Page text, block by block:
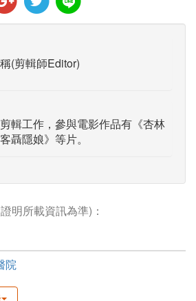
(剪輯師Editor)
輯工作，參與電影作品有《杏林
聶隱娘》等片。
明所載資訊為準)：
院